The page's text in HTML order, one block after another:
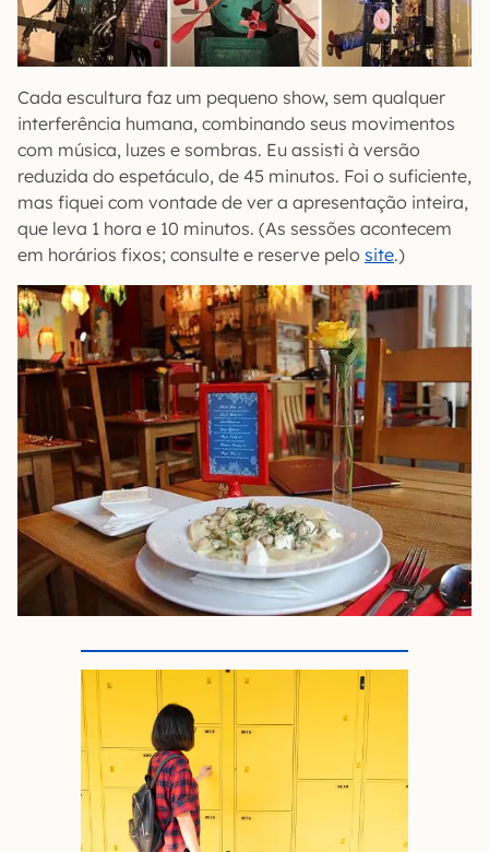
Cada escultura faz um pequeno show, sem qualquer
interferência humana, combinando seus movimentos
com música, luzes e sombras. Eu assisti à versão
reduzida do espetáculo, de 45 minutos. Foi o suficiente,
mas fiquei com vontade de ver a apresentação inteira,
que leva 1 hora e 10 minutos. (As sessões acontecem
em horários fixos; consulte e reserve pelo site.)